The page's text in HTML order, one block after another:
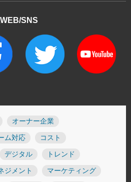
オーナー企業
ム対応 コスト
デジタル トレンド
ジメント マーケティング
SNS